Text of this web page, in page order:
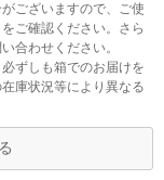
ございますので、ご使
ご確認ください。さら
合わせください。
ずしも箱でのお届けを
庫状況等により異なる